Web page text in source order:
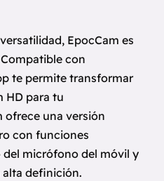
EpocCam es
con
te permite transformar
HD para tu
ofrece una versión
con funciones
micrófono del móvil y
definición.